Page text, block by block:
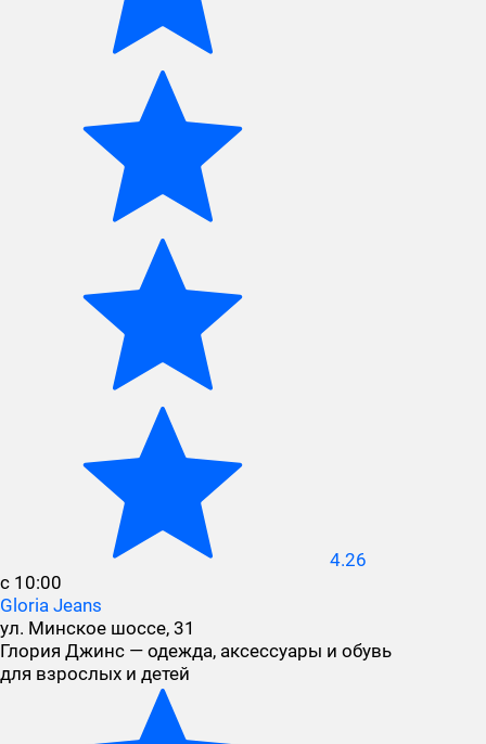
4.26
с 10:00
Gloria Jeans
ул. Минское шоссе, 31
Глория Джинс — одежда, аксессуары и обувь
для взрослых и детей